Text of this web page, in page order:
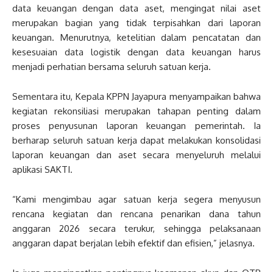
data keuangan dengan data aset, mengingat nilai aset
merupakan bagian yang tidak terpisahkan dari laporan
keuangan. Menurutnya, ketelitian dalam pencatatan dan
kesesuaian data logistik dengan data keuangan harus
menjadi perhatian bersama seluruh satuan kerja.
Sementara itu, Kepala KPPN Jayapura menyampaikan bahwa
kegiatan rekonsiliasi merupakan tahapan penting dalam
proses penyusunan laporan keuangan pemerintah. Ia
berharap seluruh satuan kerja dapat melakukan konsolidasi
laporan keuangan dan aset secara menyeluruh melalui
aplikasi SAKTI.
“Kami mengimbau agar satuan kerja segera menyusun
rencana kegiatan dan rencana penarikan dana tahun
anggaran 2026 secara terukur, sehingga pelaksanaan
anggaran dapat berjalan lebih efektif dan efisien,” jelasnya.